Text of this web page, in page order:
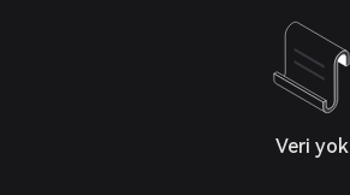
Veri yok